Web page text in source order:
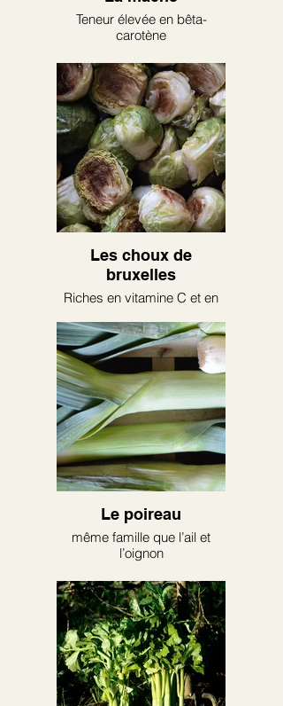
Teneur élevée en bêta-
carotène
Les choux de
bruxelles
Riches en vitamine C et en
Le poireau
même famille que l’ail et
l’oignon